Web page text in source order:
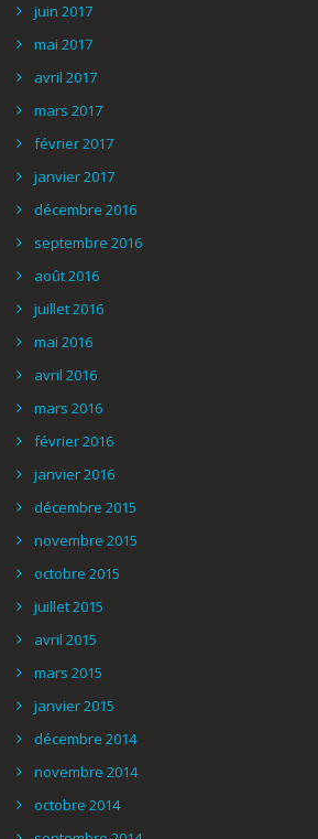
juin 2017
mai 2017
avril 2017
mars 2017
février 2017
janvier 2017
décembre 2016
septembre 2016
août 2016
juillet 2016
mai 2016
avril 2016
mars 2016
février 2016
janvier 2016
décembre 2015
novembre 2015
octobre 2015
juillet 2015
avril 2015
mars 2015
janvier 2015
décembre 2014
novembre 2014
octobre 2014